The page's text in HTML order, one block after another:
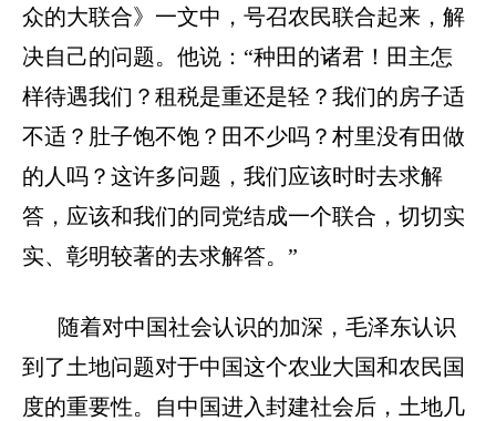
众的大联合》一文中，号召农民联合起来，解
决自己的问题。他说：“种田的诸君！田主怎
样待遇我们？租税是重还是轻？我们的房子适
不适？肚子饱不饱？田不少吗？村里没有田做
的人吗？这许多问题，我们应该时时去求解
答，应该和我们的同党结成一个联合，切切实
实、彰明较著的去求解答。”
随着对中国社会认识的加深，毛泽东认识
到了土地问题对于中国这个农业大国和农民国
度的重要性。自中国进入封建社会后，土地几